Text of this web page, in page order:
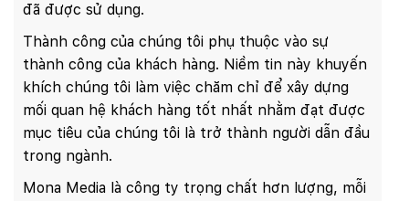
đã được sử dụng.
Thành công của chúng tôi phụ thuộc vào sự
thành công của khách hàng. Niềm tin này khuyến
khích chúng tôi làm việc chăm chỉ để xây dựng
mối quan hệ khách hàng tốt nhất nhằm đạt được
mục tiêu của chúng tôi là trở thành người dẫn đầu
trong ngành.
Mona Media là công ty trọng chất hơn lượng, mỗi